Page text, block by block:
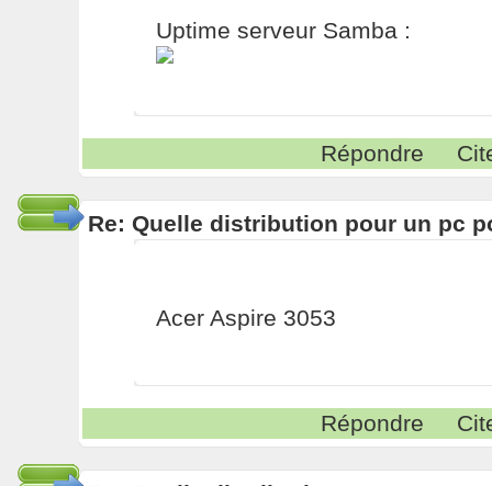
Uptime serveur Samba :
Répondre
Re: Quelle distribution pour un pc
Acer Aspire 3053
Répondre